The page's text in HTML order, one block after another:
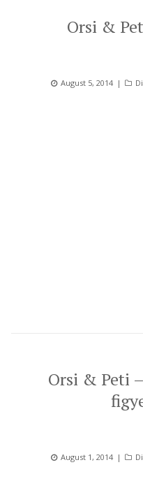
Orsi &
Posted
August 5, 2014
Orsi & Peti
Posted
August 1, 2014